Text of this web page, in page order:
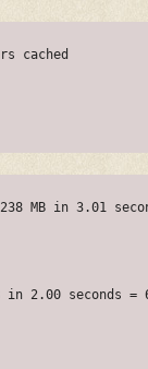
cached
MB in 3.01
in 2.00 seconds =